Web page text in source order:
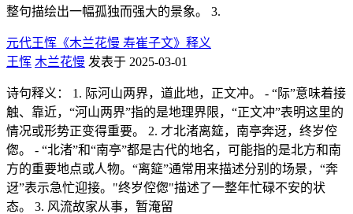
整句描绘出一幅孤独而强大的景象。 3.
元代王恽《木兰花慢 寿崔子文》释义
王恽 木兰花慢 发表于 2025-03-01
诗句释义： 1. 际河山两界，道此地，正文冲。 - “际”意味着接
触、靠近，“河山两界”指的是地理界限，“正文冲”表明这里的
情况或形势正变得重要。 2. 才北渚离筵，南亭奔迓，终岁倥
偬。 - “北渚”和“南亭”都是古代的地名，可能指的是北方和南
方的重要地点或人物。“离筵”通常用来描述分别的场景，“奔
迓”表示急忙迎接。"终岁倥偬"描述了一整年忙碌不安的状
态。 3. 风流故家从事，暂淹留